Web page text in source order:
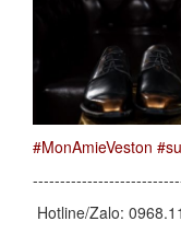
#MonAmieVeston
Hotline/Zalo: